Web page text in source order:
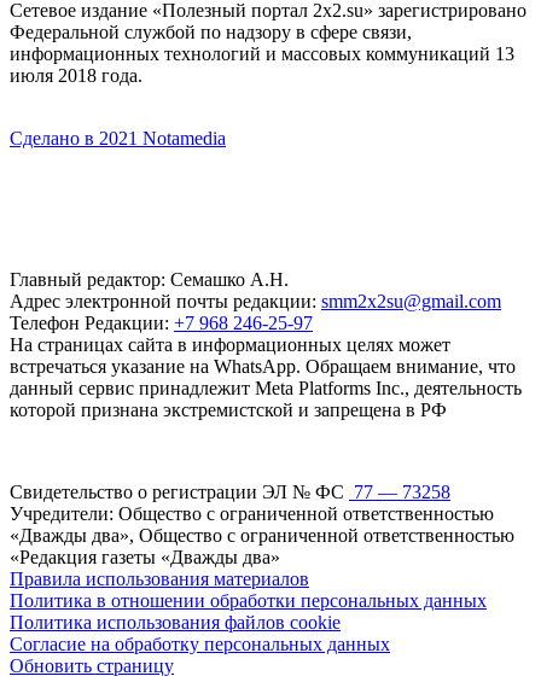
Сетевое издание «Полезный портал 2x2.su» зарегистрировано
Федеральной службой по надзору в сфере связи,
информационных технологий и массовых коммуникаций 13
июля 2018 года.
Сделано в 2021 Notamedia
Главный редактор: Семашко А.Н.
Адрес электронной почты редакции: smm2x2su@gmail.com
Телефон Редакции: +7 968 246-25-97
На страницах сайта в информационных целях может
встречаться указание на WhatsApp. Обращаем внимание, что
данный сервис принадлежит Meta Platforms Inc., деятельность
которой признана экстремистской и запрещена в РФ
Свидетельство о регистрации ЭЛ № ФС 77 — 73258
Учредители: Общество с ограниченной ответственностью
«Дважды два», Общество с ограниченной ответственностью
«Редакция газеты «Дважды два»
Правила использования материалов
Политика в отношении обработки персональных данных
Политика использования файлов cookie
Согласие на обработку персональных данных
Обновить страницу